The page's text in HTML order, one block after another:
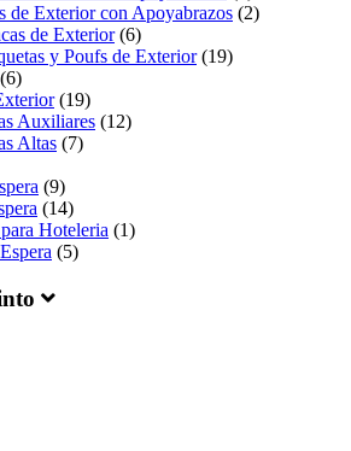
de Exterior con Apoyabrazos (2)
de Exterior(6)
y Poufs de Exterior(19)
(6)
(19)
Auxiliares (12)
Altas (7)
(9)
(14)
Hoteleria (1)
(5)